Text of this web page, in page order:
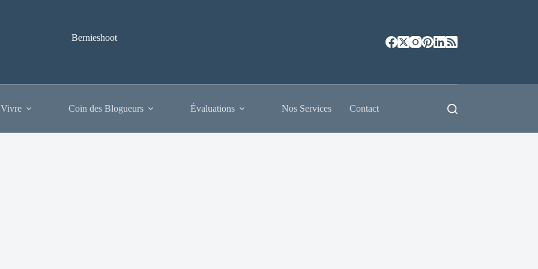
Bernieshoot
Coin des Blogueurs Évaluations Nos Services Contact